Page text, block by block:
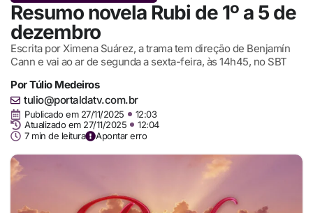
Resumo novela Rubi de 1º a 5 de
dezembro
Escrita por Ximena Suárez, a trama tem direção de Benjamín
Cann e vai ao ar de segunda a sexta-feira, às 14h45, no SBT
PorTúlio Medeiros
tulio@portaldatv.com.br
Publicado em 27/11/2025
12:03
Atualizado em 27/11/2025
12:04
7 min de leitura
Apontar erro